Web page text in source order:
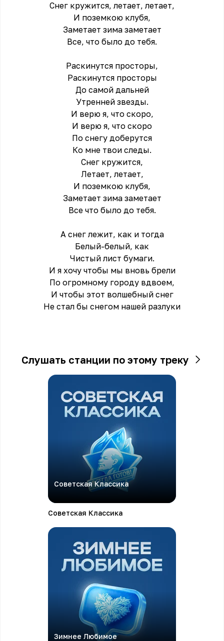
Снег кружится, летает, летает,
И позeмкою клубя,
Заметает зима заметает
Всe, что было до тебя.
Раскинутся просторы,
Раскинутся просторы
До самой дальней
Утренней звезды.
И верю я, что скоро,
И верю я, что скоро
По снегу доберутся
Ко мне твои следы.
Снег кружится,
Летает, летает,
И позeмкою клубя,
Заметает зима заметает
Всe что было до тебя.
А снег лежит, как и тогда
Белый-белый, как
Чистый лист бумаги.
И я хочу чтобы мы вновь брели
По огромному городу вдвоeм,
И чтобы этот волшебный снег
Не стал бы снегом нашей разлуки
Слушать станции по этому треку
Советская Классика
Советская Классика
Зимнее Любимое